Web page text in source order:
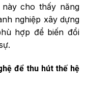
cho thấy năng
nghiệp xây dựng
hợp để biến đổi
để thu hút thế hệ